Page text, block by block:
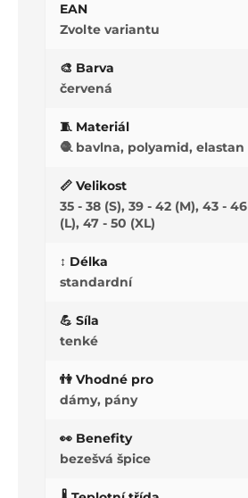
EAN
Zvolte variantu
🎨 Barva
červená
🧵 Materiál
🧶 bavlna, polyamid, elastan
📏 Velikost
35 - 38 (S), 39 - 42 (M), 43 - 46
(L), 47 - 50 (XL)
↕️ Délka
standardní
💪 Síla
tenké
👫 Vhodné pro
dámy, pány
👀 Benefity
bezešvá špice